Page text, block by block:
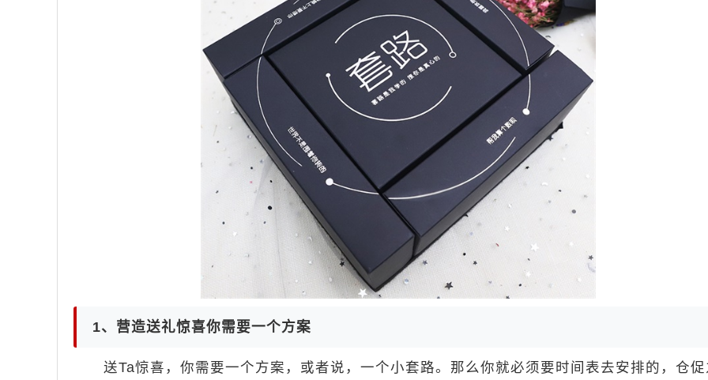
1、营造送礼惊喜你需要一个方案
送Ta惊喜，你需要一个方案，或者说，一个小套路。那么你就必须要时间表去安排的，仓促